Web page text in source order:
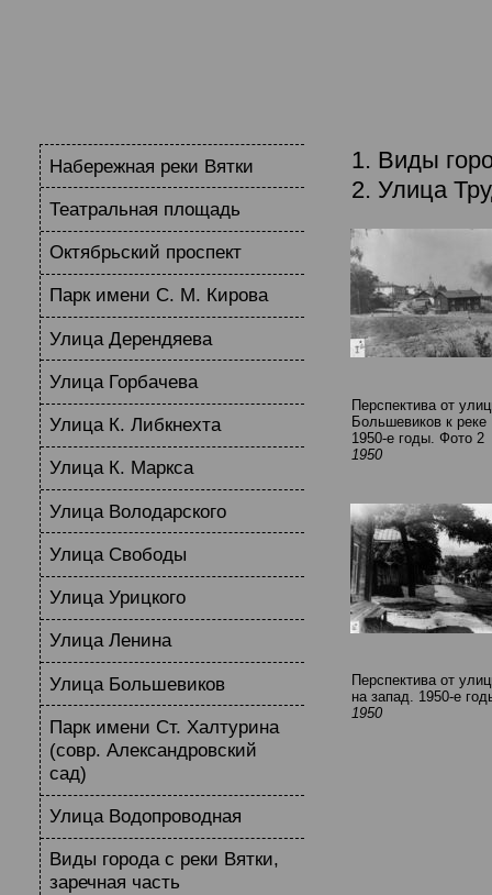
Набережная реки Вятки
Театральная площадь
Октябрьский проспект
Парк имени С. М. Кирова
Улица Дерендяева
Улица Горбачева
Улица К. Либкнехта
Улица К. Маркса
Улица Володарского
Улица Свободы
Улица Урицкого
Улица Ленина
Улица Большевиков
Парк имени Ст. Халтурина
(совр. Александровский
сад)
Улица Водопроводная
Виды города с реки Вятки,
заречная часть
1. Виды
2. Улица
Перспектива от
Большевиков к реке
1950-е годы. Фото 2
1950
Перспектива от
на запад. 1950-е
1950